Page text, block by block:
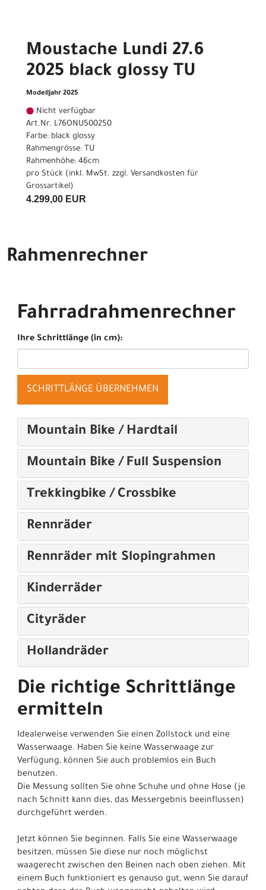
Moustache Lundi 27.6
2025 black glossy TU
Modelljahr 2025
Nicht verfügbar
Art.Nr. L76ONU500250
Farbe: black glossy
Rahmengrösse: TU
Rahmenhöhe: 46cm
pro Stück (inkl. MwSt. zzgl. Versandkosten für
Grossartikel)
4.299,00 EUR
Rahmenrechner
Fahrradrahmenrechner
Ihre Schrittlänge (in cm):
SCHRITTLÄNGE ÜBERNEHMEN
Mountain Bike / Hardtail
Mountain Bike / Full Suspension
Trekkingbike / Crossbike
Rennräder
Rennräder mit Slopingrahmen
Kinderräder
Cityräder
Hollandräder
Die richtige Schrittlänge
ermitteln
Idealerweise verwenden Sie einen Zollstock und eine
Wasserwaage. Haben Sie keine Wasserwaage zur
Verfügung, können Sie auch problemlos ein Buch
benutzen.
Die Messung sollten Sie ohne Schuhe und ohne Hose (je
nach Schnitt kann dies, das Messergebnis beeinflussen)
durchgeführt werden.
Jetzt können Sie beginnen. Falls Sie eine Wasserwaage
besitzen, müssen Sie diese nur noch möglichst
waagerecht zwischen den Beinen nach oben ziehen. Mit
einem Buch funktioniert es genauso gut, wenn Sie darauf